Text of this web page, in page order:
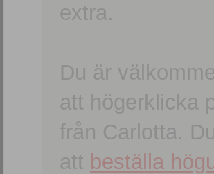
extra.
Du är
att högerklicka
från Carlotta.
att beställa